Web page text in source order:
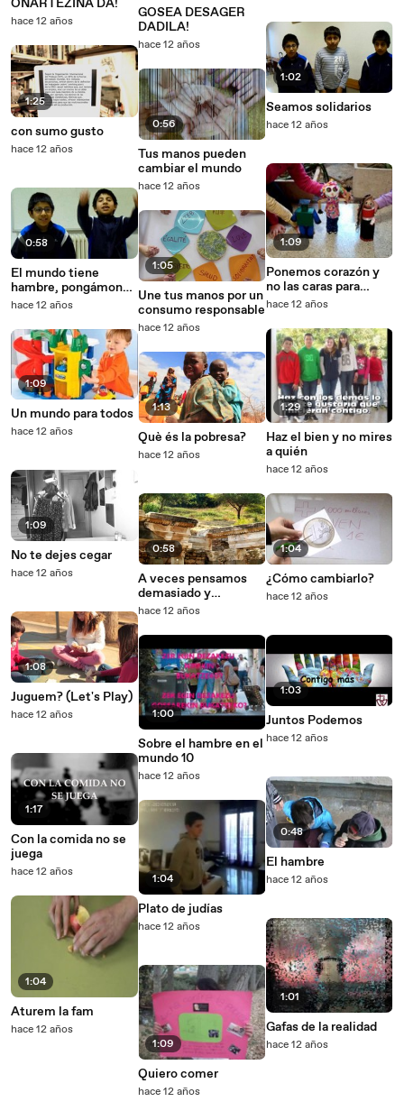
ONARTEZINA DA!
hace 12 años
1:25
con sumo gusto
hace 12 años
0:58
El mundo tiene
hambre, pongámonos
las gafas del amor
hace 12 años
1:09
Un mundo para todos
hace 12 años
1:09
No te dejes cegar
hace 12 años
1:08
Juguem? (Let's Play)
hace 12 años
1:17
Con la comida no se
juega
hace 12 años
1:04
Aturem la fam
hace 12 años
GOSEA DESAGER
DADILA!
hace 12 años
0:56
Tus manos pueden
cambiar el mundo
hace 12 años
1:05
Une tus manos por un
consumo responsable
hace 12 años
1:13
Què és la pobresa?
hace 12 años
0:58
A veces pensamos
demasiado y
sentimos muy poco
hace 12 años
1:00
Sobre el hambre en el
mundo 10
hace 12 años
1:04
Plato de judías
hace 12 años
1:09
Quiero comer
hace 12 años
1:02
Seamos solidarios
hace 12 años
1:09
Ponemos corazón y
no las caras para
luchar contra el
hace 12 años
1:29
Haz el bien y no mires
a quién
hace 12 años
1:04
¿Cómo cambiarlo?
hace 12 años
1:03
Juntos Podemos
hace 12 años
0:48
El hambre
hace 12 años
1:01
Gafas de la realidad
hace 12 años